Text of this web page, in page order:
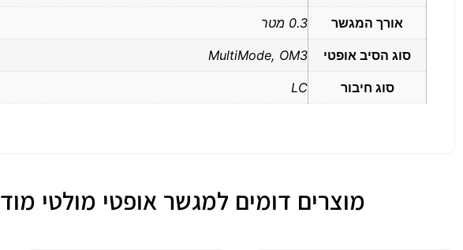
אורך המגשר 0.3 מטר
סוג הסיב אופטי MultiMode, OM3
סוג חיבור LC
מוצרים דומים למגשר אופטי מולטי מוד OM3 כפול LC-LC באורך 0.3 מטר